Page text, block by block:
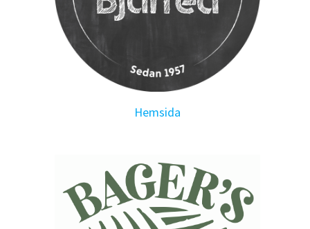
Hemsida